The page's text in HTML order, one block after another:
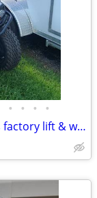
• • • •
2023 EZ-GO Express S4 efi gas factory lift & wheels low hour